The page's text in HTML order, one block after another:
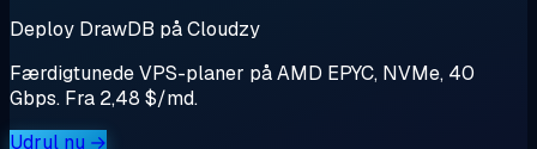
Deploy DrawDB på Cloudzy
Færdigtunede VPS-planer på AMD EPYC, NVMe, 40
Gbps. Fra 2,48 $/md.
Udrul nu →